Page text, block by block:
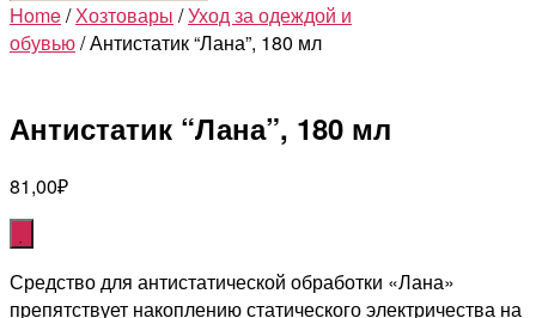
Home/Хозтовары /Уход за одеждой и
обувью/ Антистатик “Лана”, 180 мл
Антистатик “Лана”, 180 мл
81,00₽
Средство для антистатической обработки «Лана»
препятствует накоплению статического электричества на